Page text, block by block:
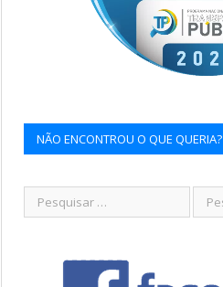
NÃO ENCONTROU O QUE QUERIA?